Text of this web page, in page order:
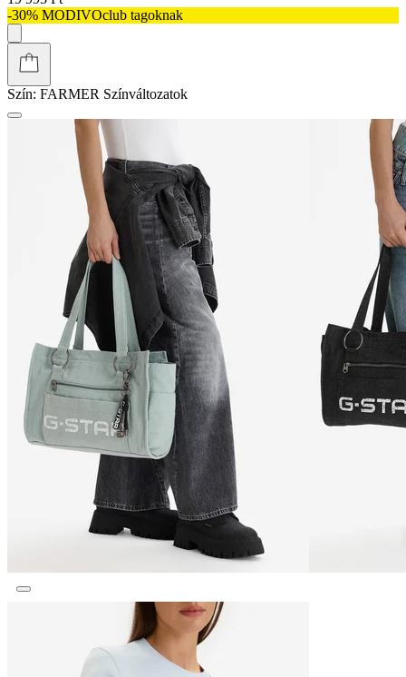
-30% MODIVOclub tagoknak
Szín: FARMER Színváltozatok